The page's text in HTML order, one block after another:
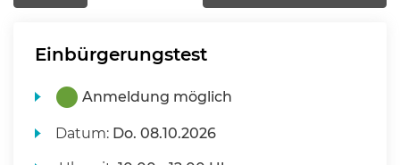
Einbürgerungstest
Anmeldung möglich
Datum: Do. 08.10.2026